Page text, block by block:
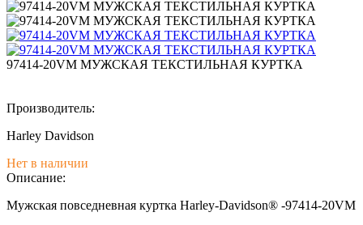
97414-20VM МУЖСКАЯ ТЕКСТИЛЬНАЯ КУРТКА
Производитель:
Harley Davidson
Нет в наличии
Описание:
Мужская повседневная куртка Harley-Davidson® -97414-20VM